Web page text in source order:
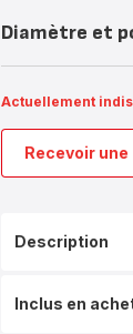
Diamètre et
Actuellement
Recevoir
Description
Inclus en